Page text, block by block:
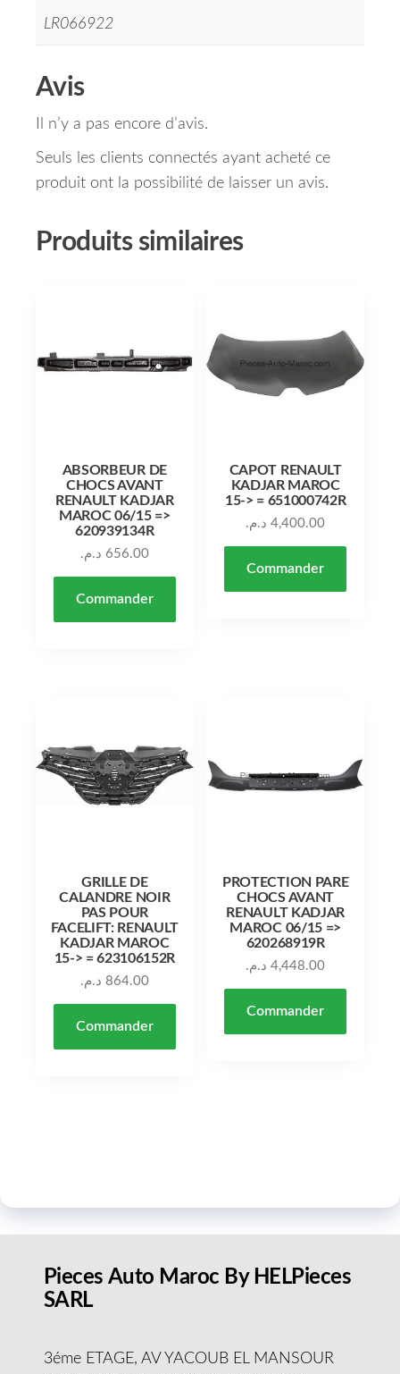
LR066922
Avis
Il n’y a pas encore d’avis.
Seuls les clients connectés ayant acheté ce
produit ont la possibilité de laisser un avis.
Produits similaires
ABSORBEUR DE
CHOCS AVANT
RENAULT KADJAR
MAROC 06/15 =>
620939134R
656.00 د.م.
Commander
CAPOT RENAULT
KADJAR MAROC
15-> = 651000742R
4,400.00 د.م.
Commander
GRILLE DE
CALANDRE NOIR
PAS POUR
FACELIFT: RENAULT
KADJAR MAROC
15-> = 623106152R
864.00 د.م.
Commander
PROTECTION PARE
CHOCS AVANT
RENAULT KADJAR
MAROC 06/15 =>
620268919R
4,448.00 د.م.
Commander
Pieces Auto Maroc By HELPieces
SARL
3éme ETAGE, AV YACOUB EL MANSOUR